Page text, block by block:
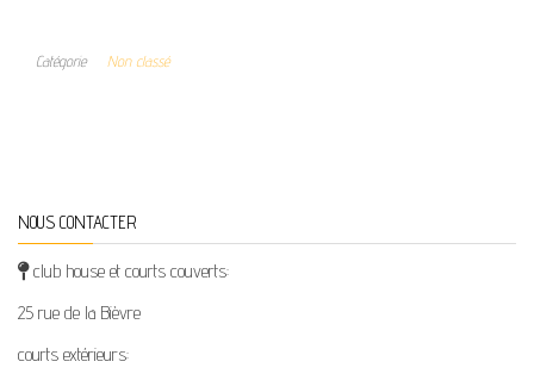
Catégorie Non classé
NOUS CONTACTER
club house et courts couverts:
25 rue de la Bièvre
courts extérieurs: